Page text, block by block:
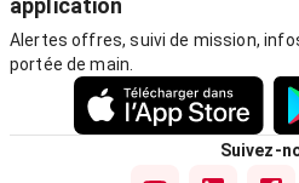
application
Alertes offres, suivi de mission,
portée de main.
Suivez-